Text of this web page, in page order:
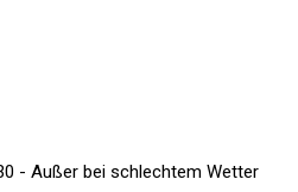
- Außer bei schlechtem Wetter